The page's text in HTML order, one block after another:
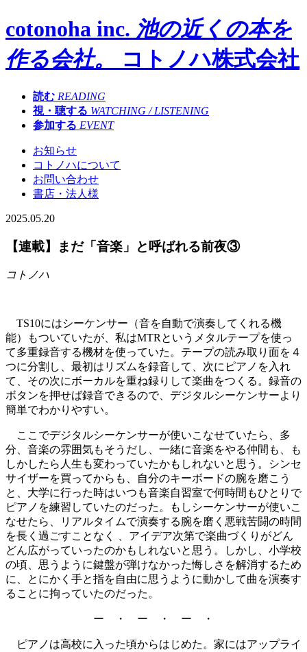
cotonoha inc. 池の近くの本を
作る会社。
コトノハ株式会社
読む READING
視・聴する WATCHING / LISTENING
参加する EVENT
お知らせ
コトノハについて
お問い合わせ
書店・法人様
2025.05.20
【連載】まだ「音楽」と呼ばれる前夜③
コトノハ
TS10にはシーケンサー（音を自動で演奏してくれる機
能）もついていたが、私はMTRというメタルテープを使っ
て多重録音する機材を使っていた。テープの読み取り面を４
つに分割し、最初はリズムを録音して、次にピアノを入れ
て、その次にボーカルを重ね録りして楽曲をつくる。録音の
ボタンを押せば録音できるので、デジタルシーケンサーより
簡単でわかりやすい。
ここでデジタルシーケンサーが使いこなせていたら、多
分、音楽の雰囲気もそうだし、一緒に音楽をやる仲間も、も
しかしたら人生も変わっていたかもしれないと思う。シンセ
サイザーを買ってからも、自分のキーボードの腕を磨こう
と、大学に行った時はいつも音楽自習室で何時間もひとりで
ピアノを練習していたのだった。もしシーケンサーが使いこ
なせたら、リアルタイムで演奏する腕を磨く悪戦苦闘の時間
を長く過ごすことなく 、アイデア次第で楽曲づくりがどん
どん広がっていったのかもしれないと思う。しかし、小学校
の頃、思うように鍵盤が弾けなかった悔しさを解消するため
に、とにかく手と指を自由に思うように動かして曲を演奏す
ることに拘っていたのだった。
ー ・ ー ・ ー ・
ピアノは高校に入った頃からはじめた。家にはアップライ